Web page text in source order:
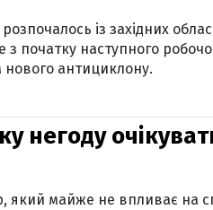
із західних
початку наступного
нового антициклону.
негоду
який майже не впливає на